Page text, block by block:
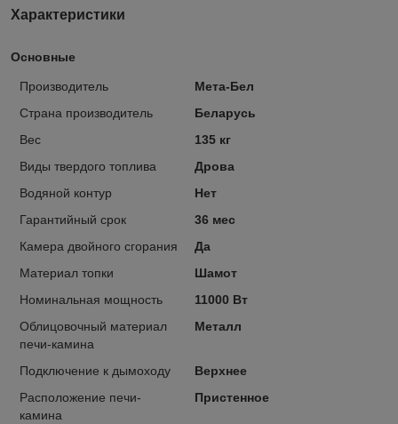
Характеристики
Основные
Производитель
Мета-Бел
Страна производитель
Беларусь
Вес
135 кг
Виды твердого топлива
Дрова
Водяной контур
Нет
Гарантийный срок
36 мес
Камера двойного сгорания
Да
Материал топки
Шамот
Номинальная мощность
11000 Вт
Облицовочный материал
печи-камина
Металл
Подключение к дымоходу
Верхнее
Расположение печи-
камина
Пристенное